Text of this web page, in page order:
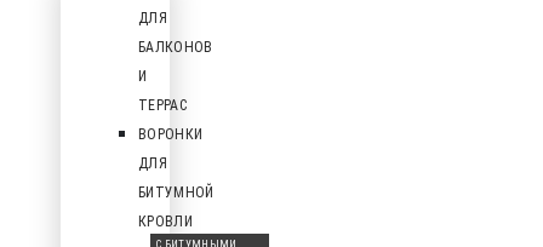
ДЛЯ
БАЛКОНОВ
И
ТЕРРАС
ВОРОНКИ
ДЛЯ
БИТУМНОЙ
КРОВЛИ
С БИТУМНЫМИ